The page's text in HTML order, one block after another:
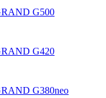
G500
G420
G380neo